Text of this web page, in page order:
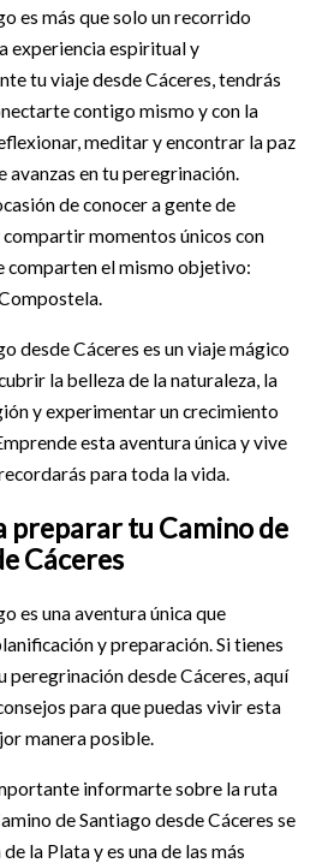
es más que solo un recorrido
experiencia espiritual y
tu viaje desde Cáceres, tendrás
contigo mismo y con la
meditar y encontrar la paz
avanzas en tu peregrinación.
de conocer a gente de
momentos únicos con
comparten el mismo objetivo:
desde Cáceres es un viaje mágico
la belleza de la naturaleza, la
y experimentar un crecimiento
esta aventura única y vive
para toda la vida.
preparar tu Camino de
Cáceres
es una aventura única que
y preparación. Si tienes
peregrinación desde Cáceres, aquí
para que puedas vivir esta
manera posible.
informarte sobre la ruta
de Santiago desde Cáceres se
la Plata y es una de las más